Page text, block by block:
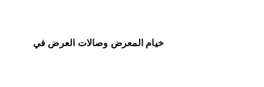
خيام المعرض وصالات العرض في